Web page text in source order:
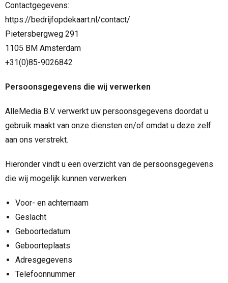
Contactgegevens:
https://bedrijfopdekaart.nl/contact/
Pietersbergweg 291
1105 BM Amsterdam
+31(0)85-9026842
Persoonsgegevens die wij verwerken
AlleMedia B.V. verwerkt uw persoonsgegevens doordat u
gebruik maakt van onze diensten en/of omdat u deze zelf
aan ons verstrekt.
Hieronder vindt u een overzicht van de persoonsgegevens
die wij mogelijk kunnen verwerken:
Voor- en achternaam
Geslacht
Geboortedatum
Geboorteplaats
Adresgegevens
Telefoonnummer